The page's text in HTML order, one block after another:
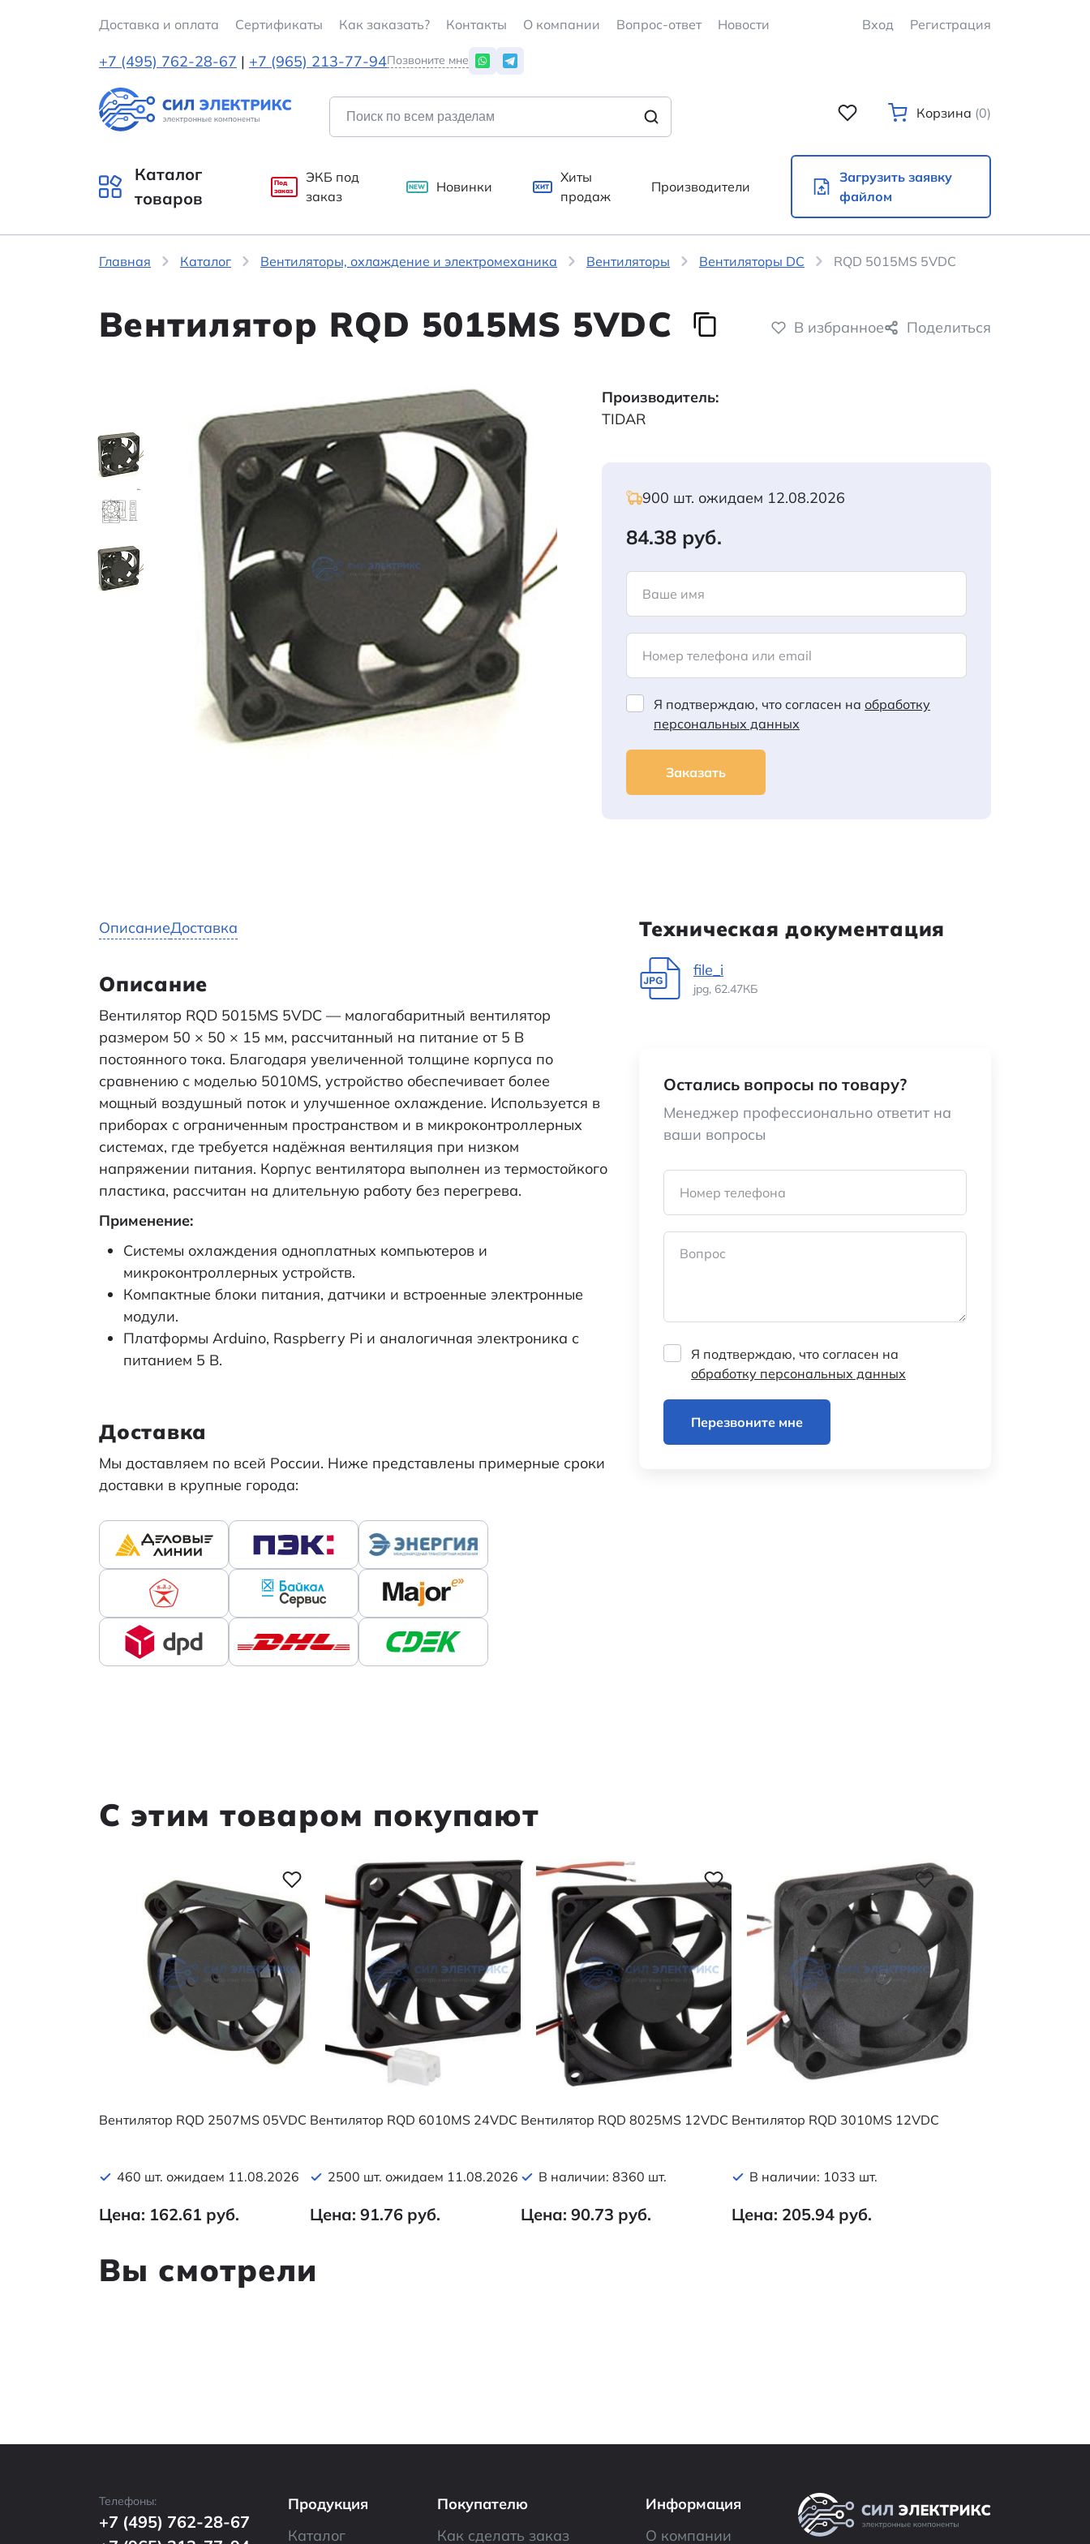
Доставка и оплата Cертификаты Как заказать? Контакты О компании Вопрос-ответ Новости Вход Регистрация
+7 (495) 762-28-67 | +7 (965) 213-77-94Позвоните мне
Корзина (0)
Каталог
товаров
Под
заказ
ЭКБ под
заказ
NEW Новинки ХИТ
Хиты
продаж
Производители
Загрузить заявку
файлом
Главная Каталог Вентиляторы, охлаждение и электромеханика Вентиляторы Вентиляторы DC RQD 5015MS 5VDC
Вентилятор RQD 5015MS 5VDC В избранное Поделиться
Производитель:
TIDAR
900 шт. ожидаем 12.08.2026
84.38 руб.
Ваше имя
Номер телефона или email
Я подтверждаю, что согласен на обработку
персональных данных
Заказать
ОписаниеДоставка
Описание
Вентилятор RQD 5015MS 5VDC — малогабаритный вентилятор
размером 50 × 50 × 15 мм, рассчитанный на питание от 5 В
постоянного тока. Благодаря увеличенной толщине корпуса по
сравнению с моделью 5010MS, устройство обеспечивает более
мощный воздушный поток и улучшенное охлаждение. Используется в
приборах с ограниченным пространством и в микроконтроллерных
системах, где требуется надёжная вентиляция при низком
напряжении питания. Корпус вентилятора выполнен из термостойкого
пластика, рассчитан на длительную работу без перегрева.
Применение:
Системы охлаждения одноплатных компьютеров и
микроконтроллерных устройств.
Компактные блоки питания, датчики и встроенные электронные
модули.
Платформы Arduino, Raspberry Pi и аналогичная электроника с
питанием 5 В.
Доставка
Мы доставляем по всей России. Ниже представлены примерные сроки
доставки в крупные города:
Техническая документация
file_i
jpg, 62.47КБ
Остались вопросы по товару?
Менеджер профессионально ответит на
ваши вопросы
Номер телефона
Вопрос
Я подтверждаю, что согласен на
обработку персональных данных
Перезвоните мне
С этим товаром покупают
Вентилятор RQD 2507MS 05VDC
460 шт. ожидаем 11.08.2026
Цена: 162.61 руб.
Вентилятор RQD 6010MS 24VDC
2500 шт. ожидаем 11.08.2026
Цена: 91.76 руб.
Вентилятор RQD 8025MS 12VDC
В наличии: 8360 шт.
Цена: 90.73 руб.
Вентилятор RQD 3010MS 12VDC
В наличии: 1033 шт.
Цена: 205.94 руб.
Вы смотрели
Телефоны:
+7 (495) 762-28-67
Продукция
Каталог
Покупателю
Как сделать заказ
Информация
О компании